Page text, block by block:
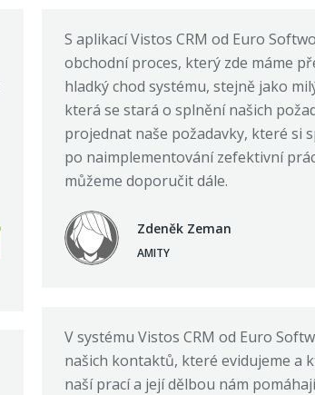
S aplikací Vistos CRM od Euro
obchodní proces, který zde máme
hladký chod systému, stejně jako
která se stará o splnění našich
projednat naše požadavky, které si
po naimplementování zefektivní
můžeme doporučit dále.
Zdeněk Zeman
AMITY
V systému Vistos CRM od Euro
našich kontaktů, které evidujeme a
naší prací a její dělbou nám